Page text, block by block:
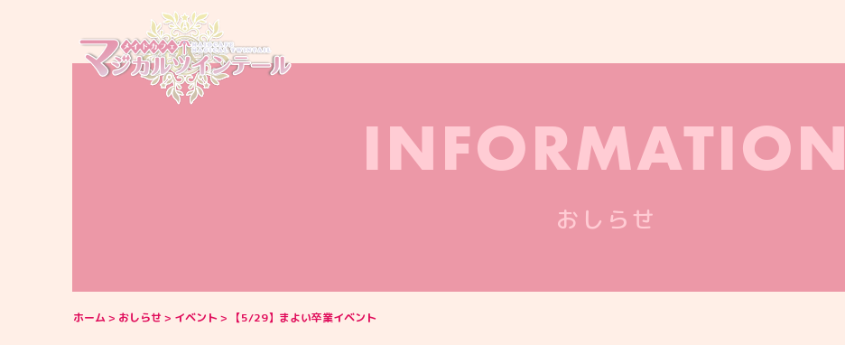
INFORMATION
おしらせ
ホーム おしらせ イベント 【5/29】まよい卒業イベント